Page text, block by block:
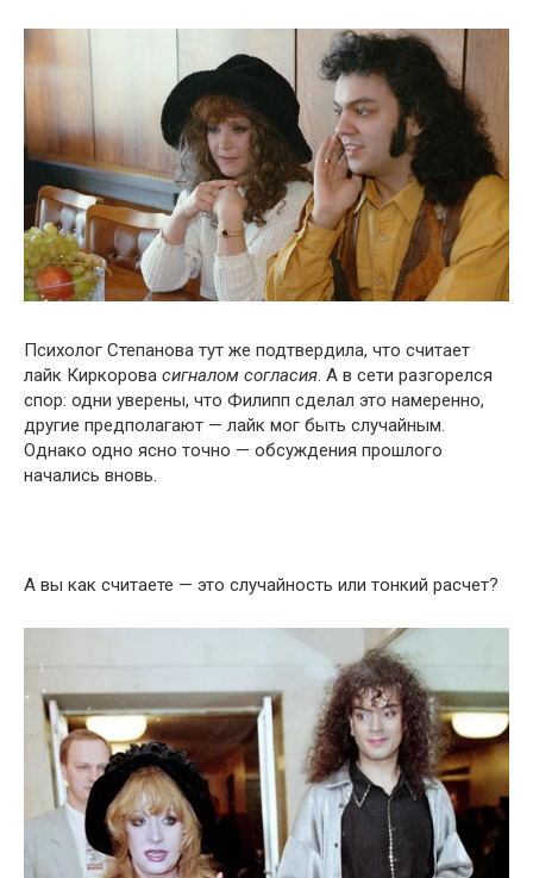
Психолог Степанова тут же подтвердила, что считает
лайк Киркорова сигналом согласия. А в сети разгорелся
спор: одни уверены, что Филипп сделал это намеренно,
другие предполагают — лайк мог быть случайным.
Однако одно ясно точно — обсуждения прошлого
начались вновь.
А вы как считаете — это случайность или тонкий расчет?